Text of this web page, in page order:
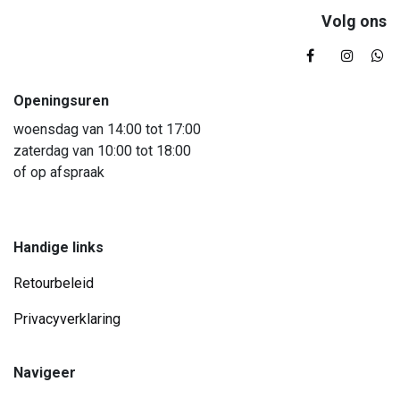
Volg ons
Openingsuren
woensdag van 14:00 tot 17:00
zaterdag van 10:00 tot 18:00
of op afspraak
Handige links
Retourbeleid
Privacyverklaring
Navigeer